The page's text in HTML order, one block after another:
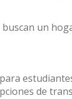
buscan un
de